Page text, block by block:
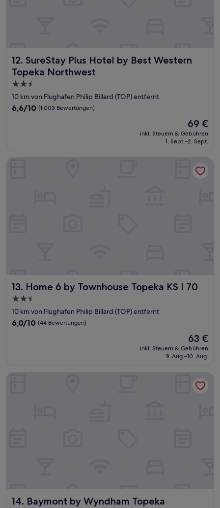
12. SureStay Plus Hotel by Best Western
Topeka Northwest
SureStay Plus Hotel by Best Western Topeka Northwest
2.5-
Sterne-
Unterkunft
10 km von Flughafen Philip Billard (TOP) entfernt
6.6
6,6/10 (1.003 Bewertungen)
Der
Preis
beträgt
69 €
inkl. Steuern & Gebühren
1. Sept.–2. Sept.
13. Home 6 by Townhouse Topeka KS I 70
Home 6 by Townhouse Topeka KS I 70
2.5-
Sterne-
Unterkunft
10 km von Flughafen Philip Billard (TOP) entfernt
6.0
6,0/10 (44 Bewertungen)
Der
Preis
beträgt
63 €
inkl. Steuern & Gebühren
9. Aug.–10. Aug.
14. Baymont by Wyndham Topeka
Baymont by Wyndham Topeka
Baymont by Wyndham Topeka